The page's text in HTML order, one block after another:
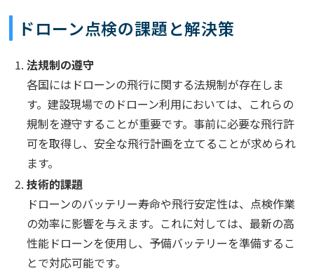
ドローン点検の課題と解決策
法規制の遵守
各国にはドローンの飛行に関する法規制が存在しま
す。建設現場でのドローン利用においては、これらの
規制を遵守することが重要です。事前に必要な飛行許
可を取得し、安全な飛行計画を立てることが求められ
ます。
技術的課題
ドローンのバッテリー寿命や飛行安定性は、点検作業
の効率に影響を与えます。これに対しては、最新の高
性能ドローンを使用し、予備バッテリーを準備するこ
とで対応可能です。